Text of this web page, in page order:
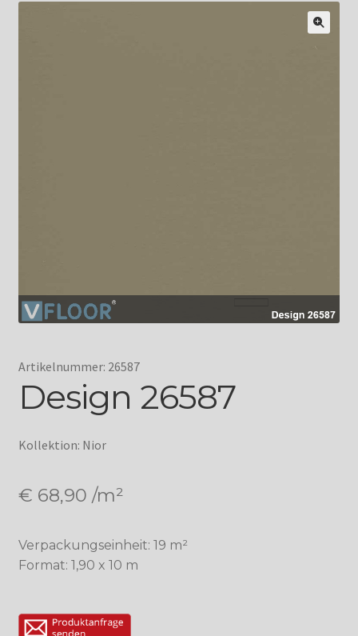
Artikelnummer: 26587
Design 26587
Kollektion: Nior
€ 68,90 /m²
Verpackungseinheit: 19 m²
Format: 1,90 x 10 m